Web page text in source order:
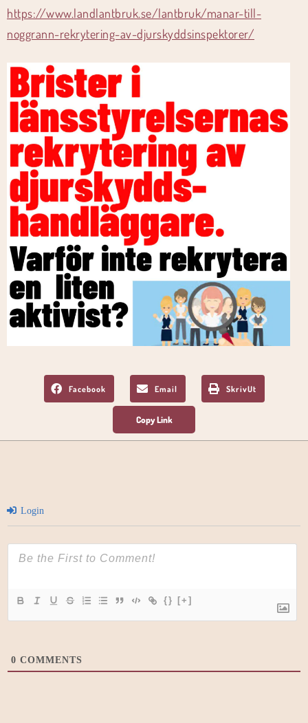
https://www.landlantbruk.se/lantbruk/manar-till-
noggrann-rekrytering-av-djurskyddsinspektorer/
Facebook Email SkrivUt
Login
{} [+]
0 COMMENTS